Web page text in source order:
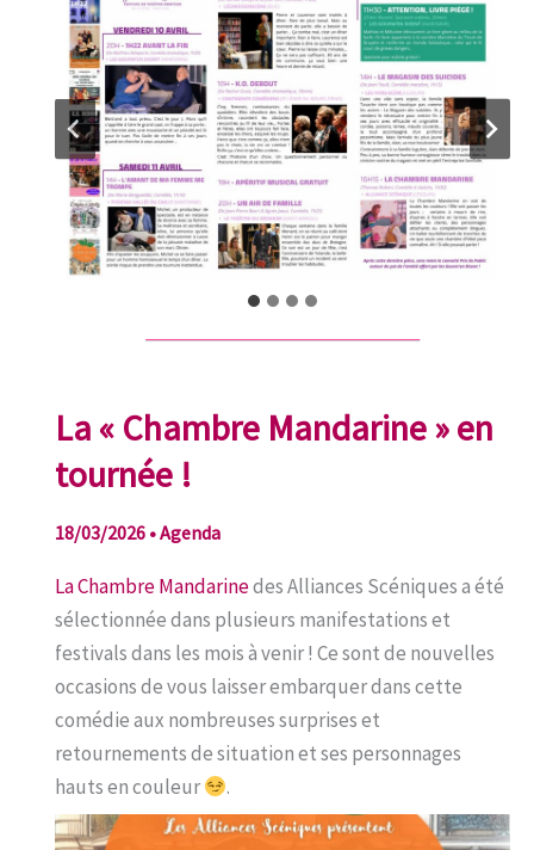
La « Chambre Mandarine » en
tournée !
18/03/2026 •Agenda
La Chambre Mandarinedes Alliances Scéniques a été
sélectionnée dans plusieurs manifestations et
festivals dans les mois à venir ! Ce sont de nouvelles
occasions de vous laisser embarquer dans cette
comédie aux nombreuses surprises et
retournements de situation et ses personnages
hauts en couleur
.